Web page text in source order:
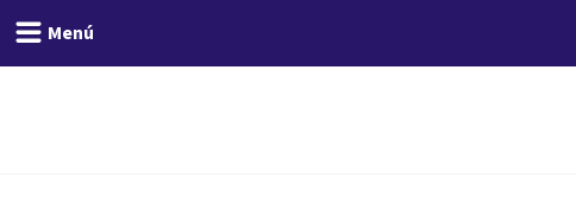
Menú